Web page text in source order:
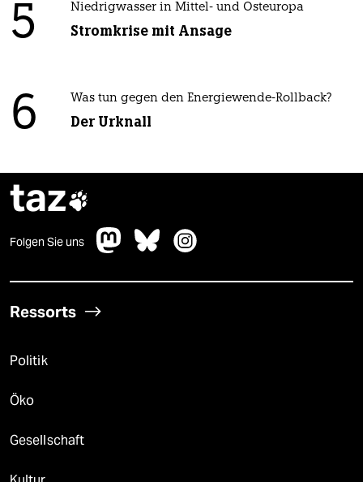
5 Niedrigwasser in Mittel- und Osteuropa
Stromkrise mit Ansage
6 Was tun gegen den Energiewende-Rollback?
Der Urknall
taz
Folgen Sie uns
Ressorts
Politik
Öko
Gesellschaft